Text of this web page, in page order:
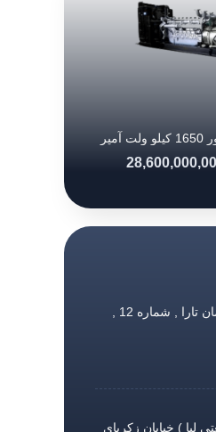
دیزل ژنراتور 1650 کیلو ولت آمپر
صنعتی لیا ) خیابان زکریای